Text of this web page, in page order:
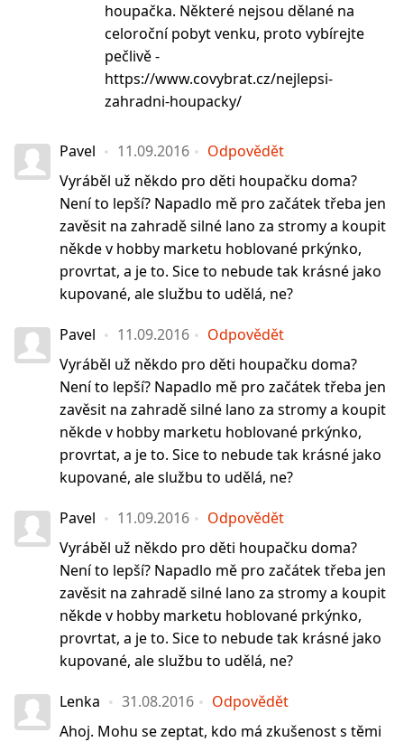
houpačka. Některé nejsou dělané na
celoroční pobyt venku, proto vybírejte
pečlivě -
https://www.covybrat.cz/nejlepsi-
zahradni-houpacky/
Pavel 11.09.2016
Odpovědět
Vyráběl už někdo pro děti houpačku doma?
Není to lepší? Napadlo mě pro začátek třeba jen
zavěsit na zahradě silné lano za stromy a koupit
někde v hobby marketu hoblované prkýnko,
provrtat, a je to. Sice to nebude tak krásné jako
kupované, ale službu to udělá, ne?
Pavel 11.09.2016
Odpovědět
Vyráběl už někdo pro děti houpačku doma?
Není to lepší? Napadlo mě pro začátek třeba jen
zavěsit na zahradě silné lano za stromy a koupit
někde v hobby marketu hoblované prkýnko,
provrtat, a je to. Sice to nebude tak krásné jako
kupované, ale službu to udělá, ne?
Pavel 11.09.2016
Odpovědět
Vyráběl už někdo pro děti houpačku doma?
Není to lepší? Napadlo mě pro začátek třeba jen
zavěsit na zahradě silné lano za stromy a koupit
někde v hobby marketu hoblované prkýnko,
provrtat, a je to. Sice to nebude tak krásné jako
kupované, ale službu to udělá, ne?
Lenka 31.08.2016
Odpovědět
Ahoj. Mohu se zeptat, kdo má zkušenost s těmi